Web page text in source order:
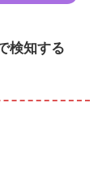
検知する